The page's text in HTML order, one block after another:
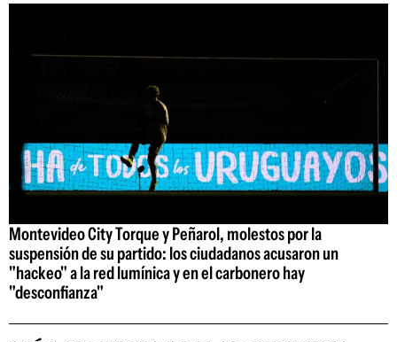
Montevideo City Torque y Peñarol, molestos por la
suspensión de su partido: los ciudadanos acusaron un
"hackeo" a la red lumínica y en el carbonero hay
"desconfianza"